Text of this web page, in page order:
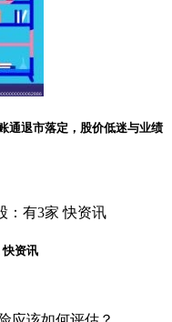
通退市落定，股价低迷与业绩
快资讯